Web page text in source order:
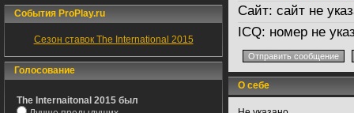
События ProPlay.ru
Сезон ставок The International 2015
Голосование
The Internaitonal 2015 был
Сайт: сайт не
ICQ: номер не
О себе